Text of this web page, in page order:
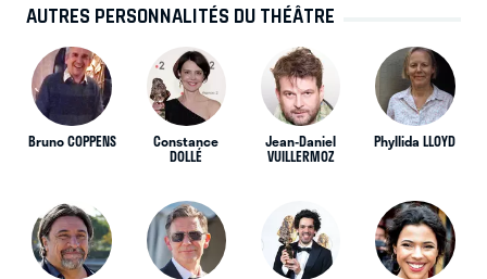
AUTRES PERSONNALITÉS DU THÉÂTRE
Bruno COPPENS Constance
DOLLÉ
Jean-Daniel
VUILLERMOZ
Phyllida LLOYD